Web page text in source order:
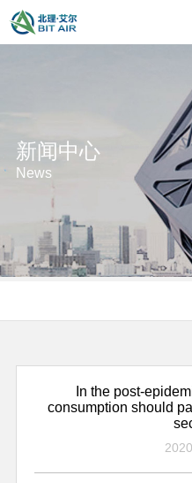
新闻中心
News
In the post-
consumption should